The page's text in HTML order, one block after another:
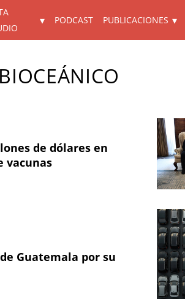
PODCAST PUBLICACIONES
de dólares en
vacunas
Guatemala por su